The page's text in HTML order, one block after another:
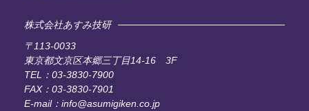
株式会社あすみ技研
〒113-0033
東京都文京区本郷三丁目14-16 3F
TEL：03-3830-7900
FAX：03-3830-7901
E-mail：info@asumigiken.co.jp